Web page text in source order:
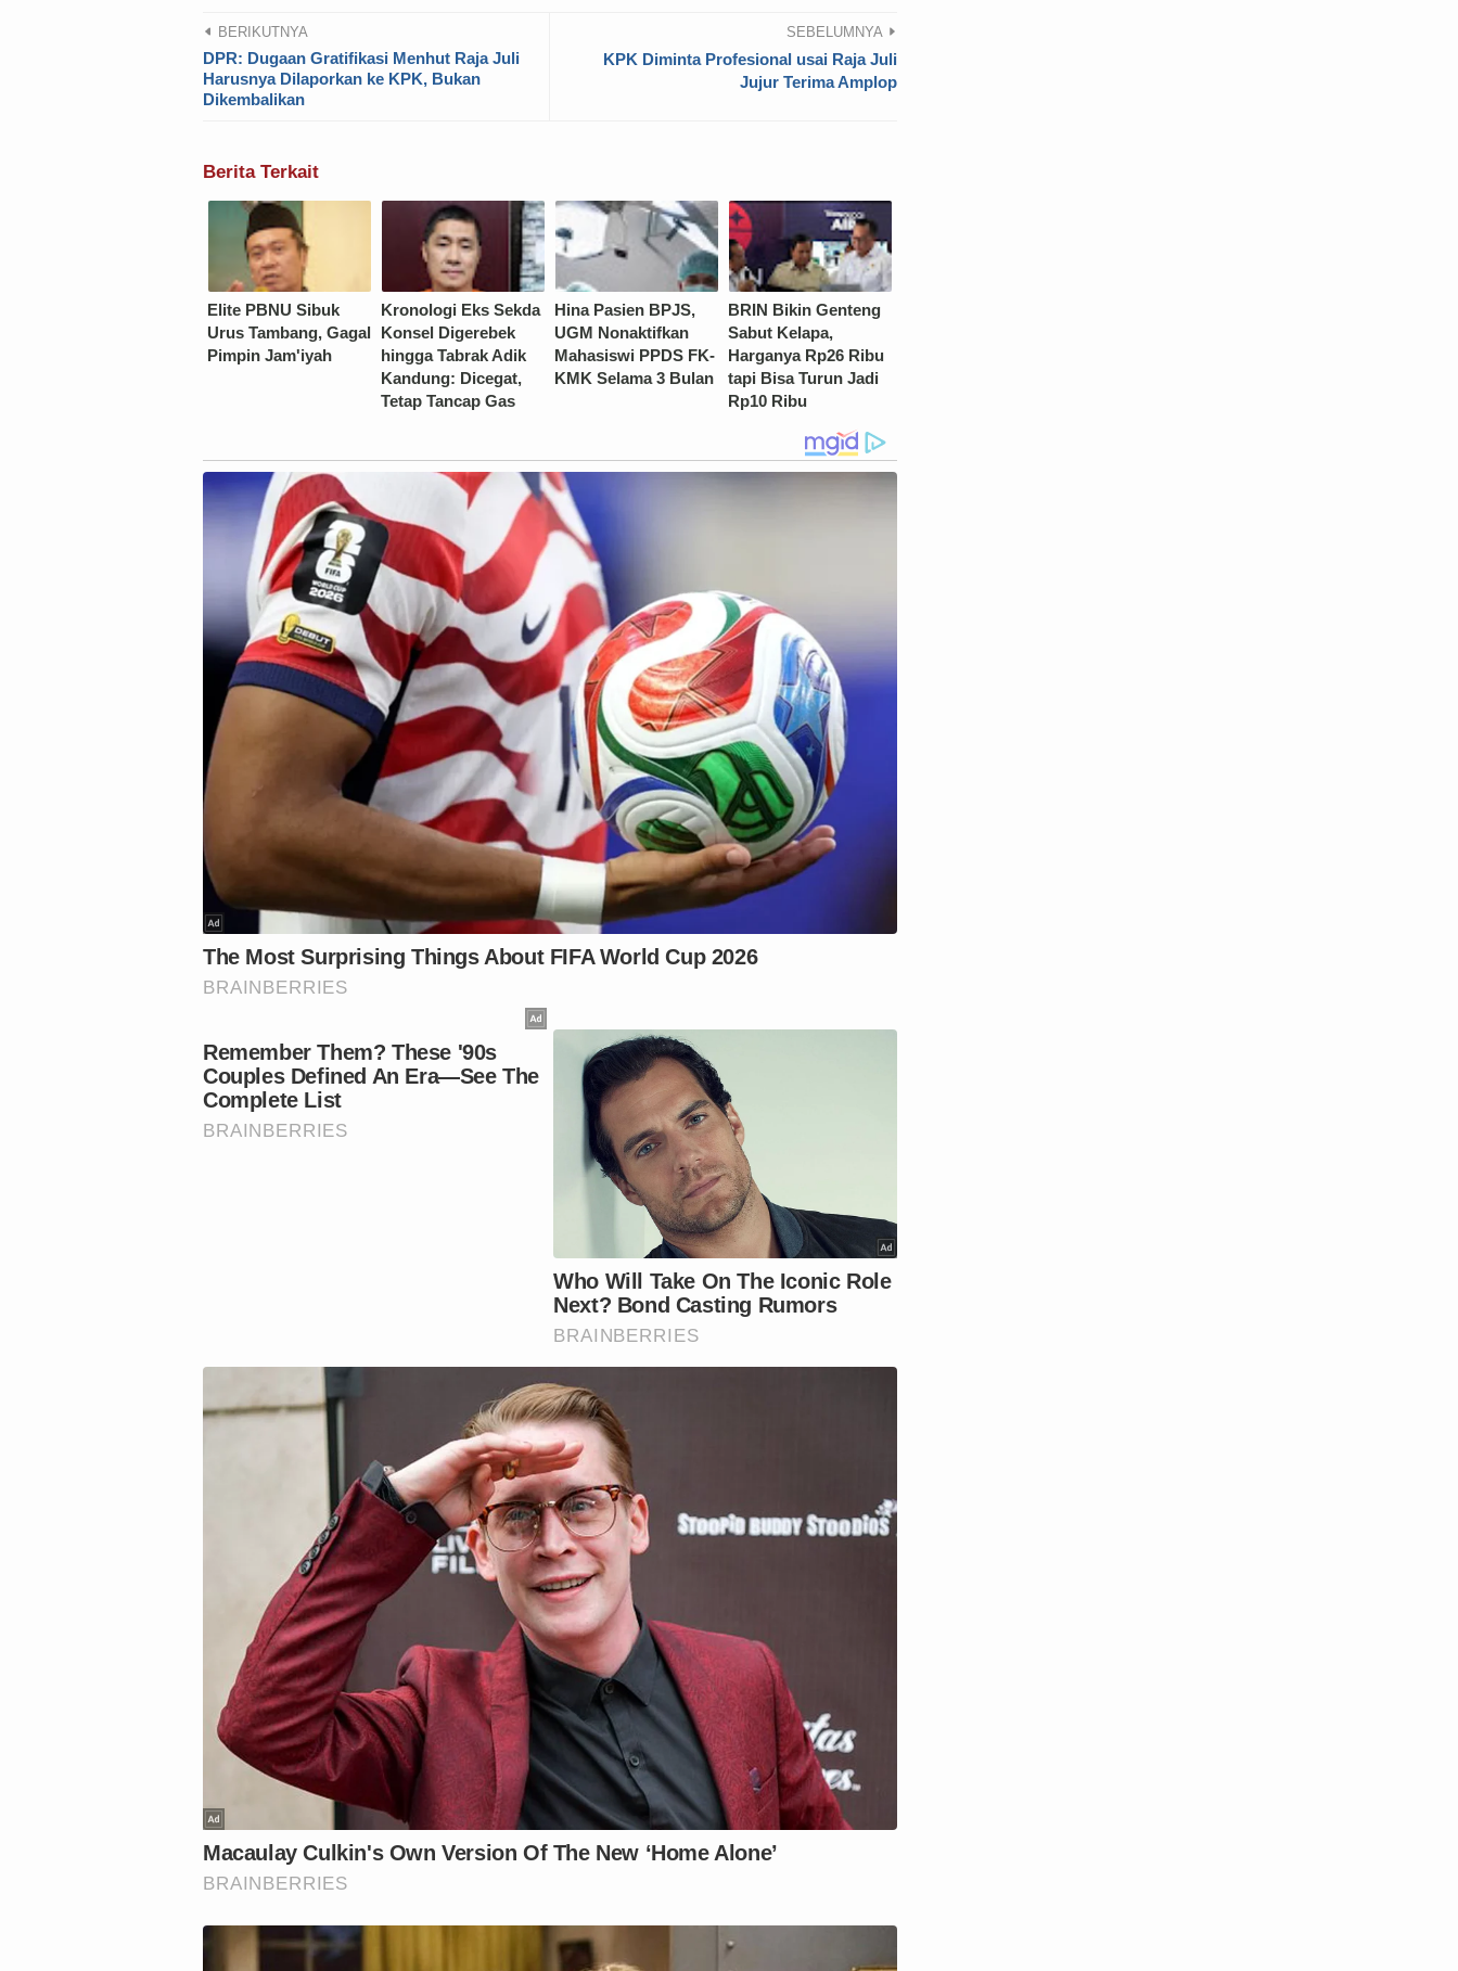
BERIKUTNYA
DPR: Dugaan Gratifikasi Menhut Raja Juli
Harusnya Dilaporkan ke KPK, Bukan
Dikembalikan
SEBELUMNYA
KPK Diminta Profesional usai Raja Juli
Jujur Terima Amplop
Berita Terkait
Elite PBNU Sibuk
Urus Tambang, Gagal
Pimpin Jam'iyah
Kronologi Eks Sekda
Konsel Digerebek
hingga Tabrak Adik
Kandung: Dicegat,
Tetap Tancap Gas
Hina Pasien BPJS,
UGM Nonaktifkan
Mahasiswi PPDS FK-
KMK Selama 3 Bulan
BRIN Bikin Genteng
Sabut Kelapa,
Harganya Rp26 Ribu
tapi Bisa Turun Jadi
Rp10 Ribu